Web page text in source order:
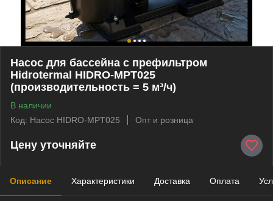
Насос для бассейна с префильтром
Hidrotermal HIDRO-MPT025
(производительность = 5 м³/ч)
В наличии
Код: Насос HIDRO-MPT025
Опт и розница
Цену уточняйте
Описание Характеристики Доставка Оплата